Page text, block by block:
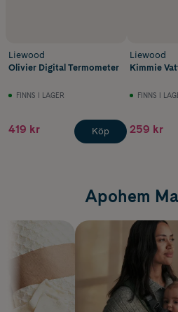
Liewood
Olivier Digital Termometer
FINNS I LAGER
419 kr Köp
Liewood
Kimmie
FINNS I
259 kr
Apohem